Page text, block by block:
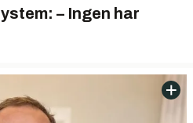
– Ingen har